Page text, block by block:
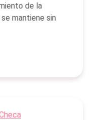
de la
mantiene sin